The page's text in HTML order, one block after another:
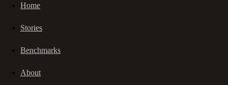
Home
Stories
Benchmarks
About